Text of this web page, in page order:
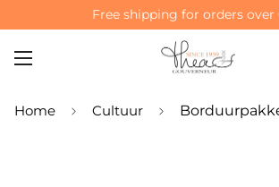
Free shipping for orders over
Home Cultuur